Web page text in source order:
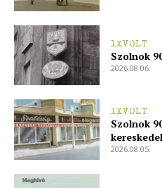
Hasznos
bSZ fiók
1XVOLT
Szolnok
2026.08.06.
1XVOLT
Szolnok
2026.08.05.